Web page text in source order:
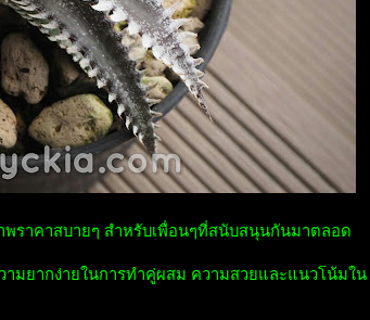
ราคาสบายๆ สำหรับเพื่อนๆที่สนับสนุนกันมาตลอด
มยากง่ายในการทำคู่ผสม ความสวยและแนวโน้มใน